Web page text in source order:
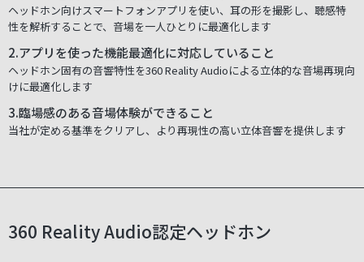
ヘッドホン向けスマートフォンアプリを使い、耳の形を撮影し、聴感特
性を解析することで、音場を一人ひとりに最適化します
2.アプリを使った機能最適化に対応していること
ヘッドホン固有の音響特性を360 Reality Audioによる立体的な音場再現向
けに最適化します
3.臨場感のある音場体験ができること
当社が定める基準をクリアし、より再現性の高い立体音響を提供します
360 Reality Audio認定ヘッドホン